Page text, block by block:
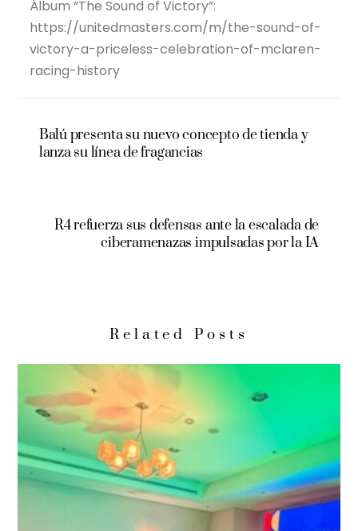
Álbum “The Sound of Victory”:
https://unitedmasters.com/m/the-sound-of-
victory-a-priceless-celebration-of-mclaren-
racing-history
Balú presenta su nuevo concepto de tienda y
lanza su línea de fragancias
R4 refuerza sus defensas ante la escalada de
ciberamenazas impulsadas por la IA
Related Posts